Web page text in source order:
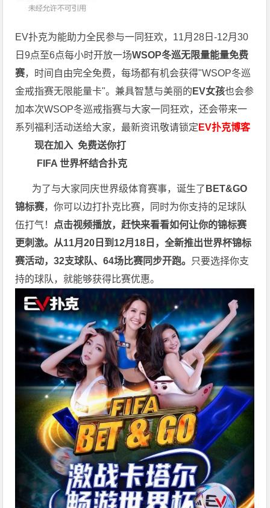
EV扑克为能助力全民参与一同狂欢，11月28日-12月30
日9点至6点每小时开放一场WSOP冬巡无限量能量免费
赛，时间自由完全免费，每场都有机会获得"WSOP冬巡
金戒指赛无限能量卡"。兼具智慧与美丽的 EV女孩也会参
加本次WSOP冬巡戒指赛与大家一同狂欢，还会带来一
系列福利活动送给大家，最新资讯敬请锁定 EV扑克博客
现在加入免费送你打
FIFA 世界杯结合扑克
为了与大家同庆世界级体育赛事，诞生了 BET&GO
锦标赛，你可以边打扑克比赛，同时为你支持的足球队
伍打气！ 点击视频播放，赶快来看看如何让你的锦标赛
更刺激。 从11月20日到12月18日，全新推出世界杯锦标
赛活动，32支球队、64场比赛同步开跑。 只要选择你支
持的球队，就能够获得比赛优惠。